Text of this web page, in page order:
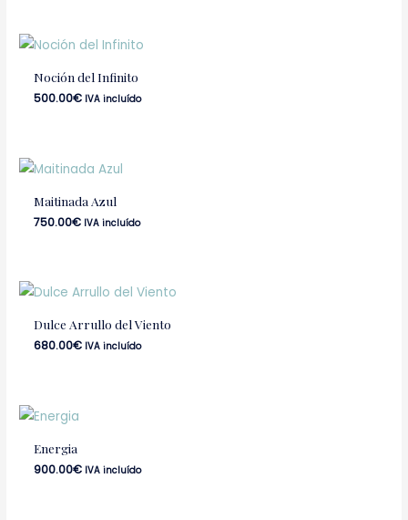
Noción del Infinito
500.00€ IVA incluído
Maitinada Azul
750.00€ IVA incluído
Dulce Arrullo del Viento
680.00€ IVA incluído
Energia
900.00€ IVA incluído